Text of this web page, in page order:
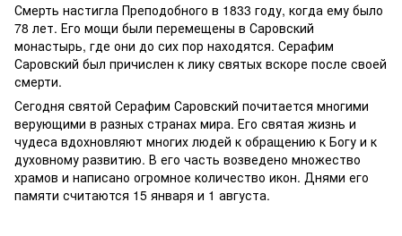
Смерть настигла Преподобного в 1833 году, когда ему было
78 лет. Его мощи были перемещены в Саровский
монастырь, где они до сих пор находятся. Серафим
Саровский был причислен к лику святых вскоре после своей
смерти.
Сегодня святой Серафим Саровский почитается многими
верующими в разных странах мира. Его святая жизнь и
чудеса вдохновляют многих людей к обращению к Богу и к
духовному развитию. В его часть возведено множество
храмов и написано огромное количество икон. Днями его
памяти считаются 15 января и 1 августа.